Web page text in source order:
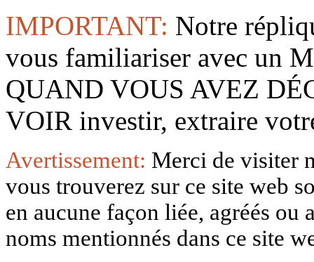
IMPORTANT: Notre
vous familiariser avec un
QUAND VOUS AVEZ
VOIR investir, extraire
Avertissement: Merci de visiter
vous trouverez sur ce site web
en aucune façon liée, agréés
noms mentionnés dans ce site